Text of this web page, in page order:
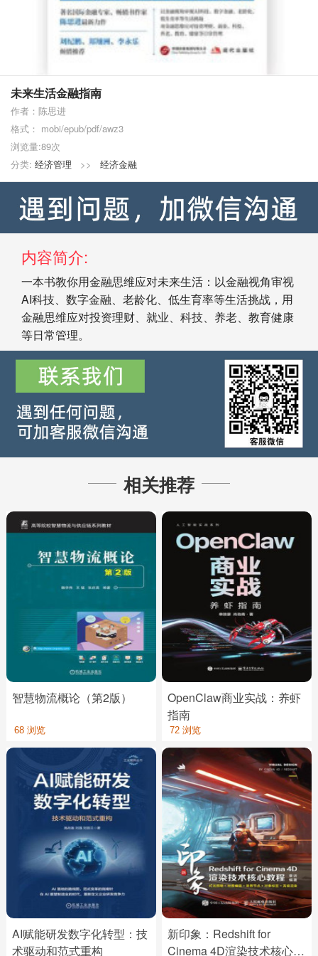
未来生活金融指南
作者：陈思进
格式： mobi/epub/pdf/awz3
浏览量:89次
分类: 经济管理 >> 经济金融
内容简介:
一本书教你用金融思维应对未来生活：以金融视角审视
AI科技、数字金融、老龄化、低生育率等生活挑战，用
金融思维应对投资理财、就业、科技、养老、教育健康
等日常管理。
相关推荐
智慧物流概论（第2版）
68 浏览
OpenClaw商业实战：养虾
指南
72 浏览
AI赋能研发数字化转型：技
术驱动和范式重构
新印象：Redshift for
Cinema 4D渲染技术核心教